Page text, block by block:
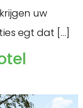
uw
egt dat […]